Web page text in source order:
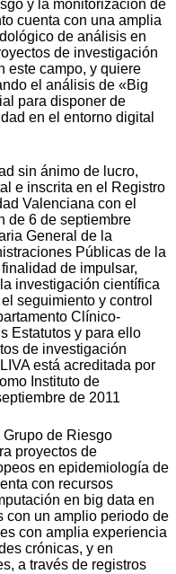
y la monitorización de
cuenta con una amplia
de análisis en
de investigación
este campo, y quiere
el análisis de «Big
para disponer de
en el entorno digital
sin ánimo de lucro,
e inscrita en el Registro
Valenciana con el
de 6 de septiembre
General de la
Públicas de la
de impulsar,
investigación científica
seguimiento y control
Clínico-
Estatutos y para ello
de investigación
está acreditada por
Instituto de
de 2011
de Riesgo
proyectos de
en epidemiología de
con recursos
en big data en
con un amplio periodo de
con amplia experiencia
crónicas, y en
a través de registros